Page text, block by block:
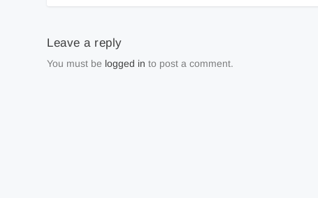
Leave a reply
You must be logged in to post a comment.